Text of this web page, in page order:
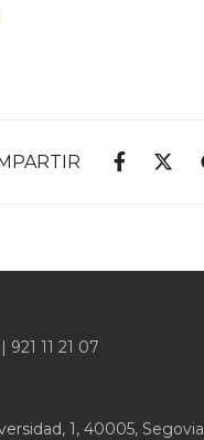
921 11 21 07
1, 40005, Segovia